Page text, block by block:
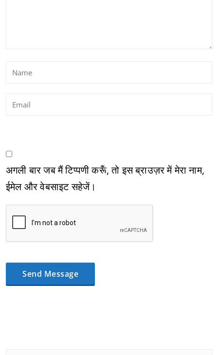
अगली बार जब मैं टिप्पणी करूँ, तो इस ब्राउज़र में मेरा नाम,
ईमेल और वेबसाइट सहेजें।